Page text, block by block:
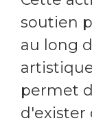
soutien
au long
permet
d'exister